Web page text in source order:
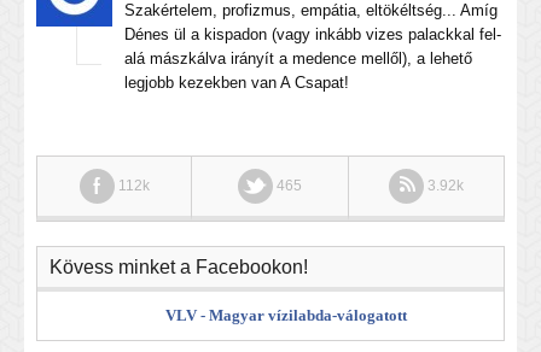
Szakértelem, profizmus, empátia, eltökéltség... Amíg
Dénes ül a kispadon (vagy inkább vizes palackkal fel-
alá mászkálva irányít a medence mellől), a lehető
legjobb kezekben van A Csapat!
112k 465 3.92k
Kövess minket a Facebookon!
VLV - Magyar vízilabda-válogatott